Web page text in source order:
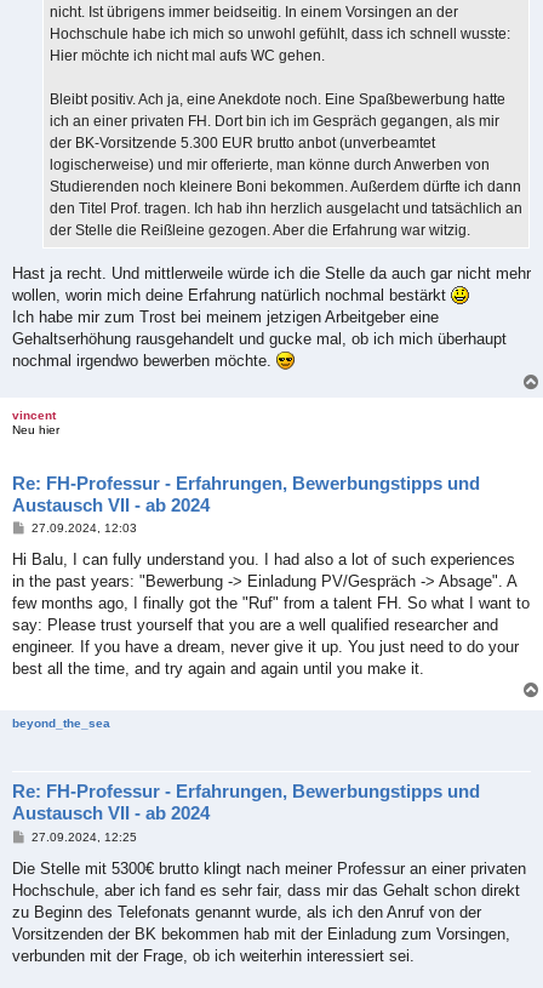
nicht. Ist übrigens immer beidseitig. In einem Vorsingen an der
Hochschule habe ich mich so unwohl gefühlt, dass ich schnell wusste:
Hier möchte ich nicht mal aufs WC gehen.
Bleibt positiv. Ach ja, eine Anekdote noch. Eine Spaßbewerbung hatte
ich an einer privaten FH. Dort bin ich im Gespräch gegangen, als mir
der BK-Vorsitzende 5.300 EUR brutto anbot (unverbeamtet
logischerweise) und mir offerierte, man könne durch Anwerben von
Studierenden noch kleinere Boni bekommen. Außerdem dürfte ich dann
den Titel Prof. tragen. Ich hab ihn herzlich ausgelacht und tatsächlich an
der Stelle die Reißleine gezogen. Aber die Erfahrung war witzig.
Hast ja recht. Und mittlerweile würde ich die Stelle da auch gar nicht mehr
wollen, worin mich deine Erfahrung natürlich nochmal bestärkt
Ich habe mir zum Trost bei meinem jetzigen Arbeitgeber eine
Gehaltserhöhung rausgehandelt und gucke mal, ob ich mich überhaupt
nochmal irgendwo bewerben möchte.
vincent
Neu hier
Re: FH-Professur - Erfahrungen, Bewerbungstipps und
Austausch VII - ab 2024
B
a
27.09.2024, 12:03
Hi Balu, I can fully understand you. I had also a lot of such experiences
in the past years: "Bewerbung -> Einladung PV/Gespräch -> Absage". A
few months ago, I finally got the "Ruf" from a talent FH. So what I want to
say: Please trust yourself that you are a well qualified researcher and
engineer. If you have a dream, never give it up. You just need to do your
best all the time, and try again and again until you make it.
beyond_the_sea
Re: FH-Professur - Erfahrungen, Bewerbungstipps und
Austausch VII - ab 2024
B
i
r
a
27.09.2024, 12:25
Die Stelle mit 5300€ brutto klingt nach meiner Professur an einer privaten
Hochschule, aber ich fand es sehr fair, dass mir das Gehalt schon direkt
zu Beginn des Telefonats genannt wurde, als ich den Anruf von der
Vorsitzenden der BK bekommen hab mit der Einladung zum Vorsingen,
verbunden mit der Frage, ob ich weiterhin interessiert sei.